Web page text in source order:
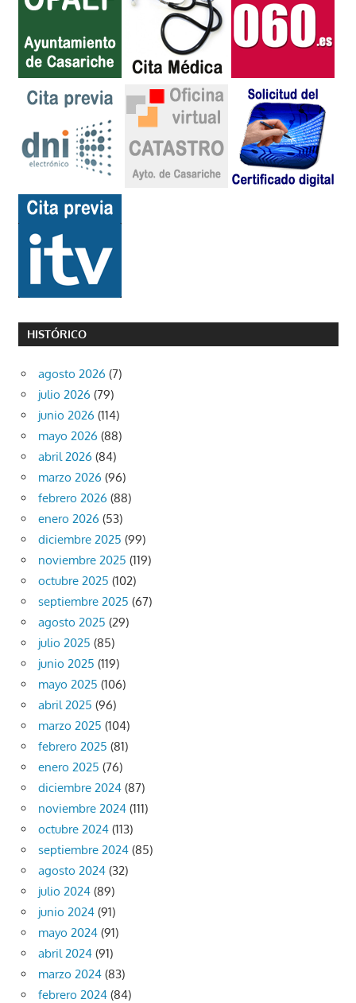
HISTÓRICO
agosto 2026 (7)
julio 2026 (79)
junio 2026 (114)
mayo 2026 (88)
abril 2026 (84)
marzo 2026 (96)
febrero 2026 (88)
enero 2026 (53)
diciembre 2025 (99)
noviembre 2025 (119)
octubre 2025 (102)
septiembre 2025 (67)
agosto 2025 (29)
julio 2025 (85)
junio 2025 (119)
mayo 2025 (106)
abril 2025 (96)
marzo 2025 (104)
febrero 2025 (81)
enero 2025 (76)
diciembre 2024 (87)
noviembre 2024 (111)
octubre 2024 (113)
septiembre 2024 (85)
agosto 2024 (32)
julio 2024 (89)
junio 2024 (91)
mayo 2024 (91)
abril 2024 (91)
marzo 2024 (83)
febrero 2024 (84)